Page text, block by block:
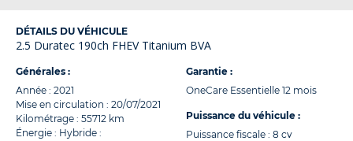
DÉTAILS DU VÉHICULE
2.5 Duratec 190ch FHEV Titanium BVA
Générales :
Année : 2021
Mise en circulation : 20/07/2021
Kilométrage : 55712 km
Énergie : Hybride :
Garantie :
OneCare Essentielle 12 mois
Puissance du véhicule :
Puissance fiscale : 8 cv